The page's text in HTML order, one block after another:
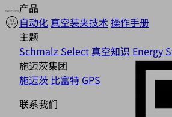
产品
自动化 真空装夹技术 操作手册
主题
Schmalz Select 真空知识 Energy
施迈茨集团
施迈茨 比富特 GPS
联系我们